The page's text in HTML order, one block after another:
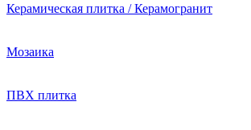
Керамическая плитка / Керамогранит
Мозаика
ПВХ плитка